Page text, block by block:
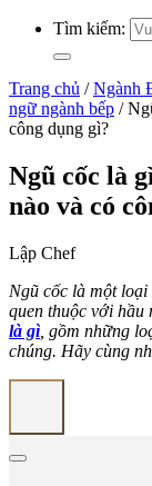
Tìm kiếm:
Trang chủ / Ngành
ngữ ngành bếp /
công dụng gì?
Ngũ cốc là
nào và có
Lập Chef
Ngũ cốc là một
quen thuộc với
là gì , gồm những
chúng. Hãy cùng